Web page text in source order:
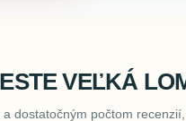
VEĽKÁ
dostatočným počtom